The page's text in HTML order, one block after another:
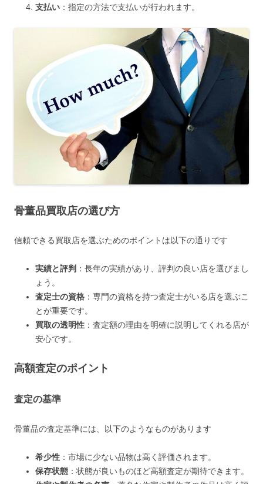
支払い ：指定の方法で支払いが行われます。
骨董品買取店の選び方
信頼できる買取店を選ぶためのポイントは以下の通りです
実績と評判 ：長年の実績があり、評判の良い店を選びまし
ょう。
査定士の資格 ：専門の資格を持つ査定士がいる店を選ぶこ
とが重要です。
買取の透明性 ：査定額の理由を明確に説明してくれる店が
安心です。
高額査定のポイント
査定の基準
骨董品の査定基準には、以下のようなものがあります
希少性 ：市場に少ない品物は高く評価されます。
保存状態 ：状態が良いものほど高額査定が期待できます。